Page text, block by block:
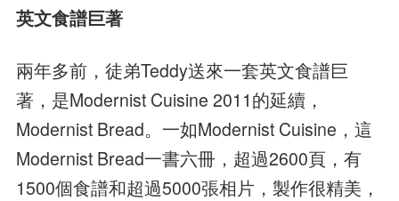
英文食譜巨著
兩年多前，徒弟Teddy送來一套英文食譜巨
著，是Modernist Cuisine 2011的延續，
Modernist Bread。一如Modernist Cuisine，這
Modernist Bread一書六冊，超過2600頁，有
1500個食譜和超過5000張相片，製作很精美，